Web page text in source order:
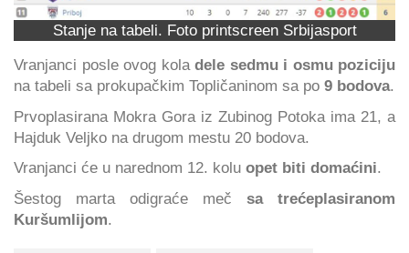
Stanje na tabeli. Foto printscreen Srbijasport
Vranjanci posle ovog kola dele sedmu i osmu poziciju
na tabeli sa prokupačkim Topličaninom sa po 9 bodova.
Prvoplasirana Mokra Gora iz Zubinog Potoka ima 21, a
Hajduk Veljko na drugom mestu 20 bodova.
Vranjanci će u narednom 12. kolu opet biti domaćini.
Šestog marta odigraće meč sa trećeplasiranom
Kuršumlijom.